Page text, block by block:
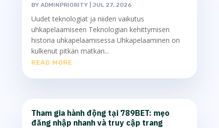
BY ADMINPRIORITY| JUL 27, 2026
Uudet teknologiat ja niiden vaikutus
uhkapelaamiseen Teknologian kehittymisen
historia uhkapelaamisessa Uhkapelaaminen on
kulkenut pitkän matkan...
READ MORE
Tham gia hành động tại 789BET: mẹo
đăng nhập nhanh và truy cập trang